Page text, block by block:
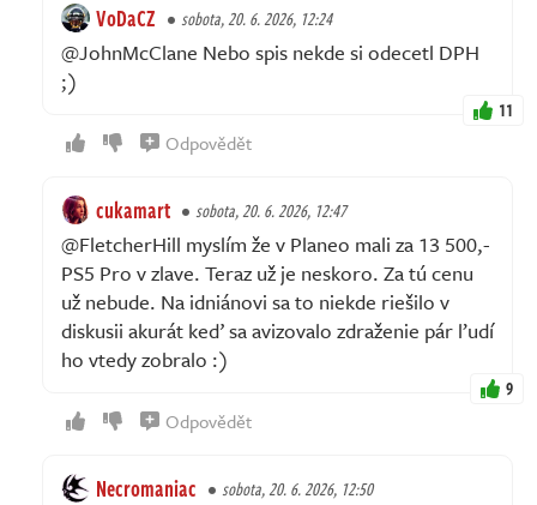
VoDaCZ sobota, 20. 6. 2026, 12:24
@JohnMcClane Nebo spis nekde si odecetl DPH
;)
11
Odpovědět
cukamart sobota, 20. 6. 2026, 12:47
@FletcherHill myslím že v Planeo mali za 13 500,-
PS5 Pro v zlave. Teraz už je neskoro. Za tú cenu
už nebude. Na idniánovi sa to niekde riešilo v
diskusii akurát keď sa avizovalo zdraženie pár ľudí
ho vtedy zobralo :)
9
Odpovědět
Necromaniac sobota, 20. 6. 2026, 12:50